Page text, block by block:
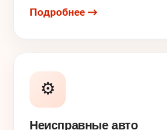
Подробнее →
⚙️
Неисправные авто